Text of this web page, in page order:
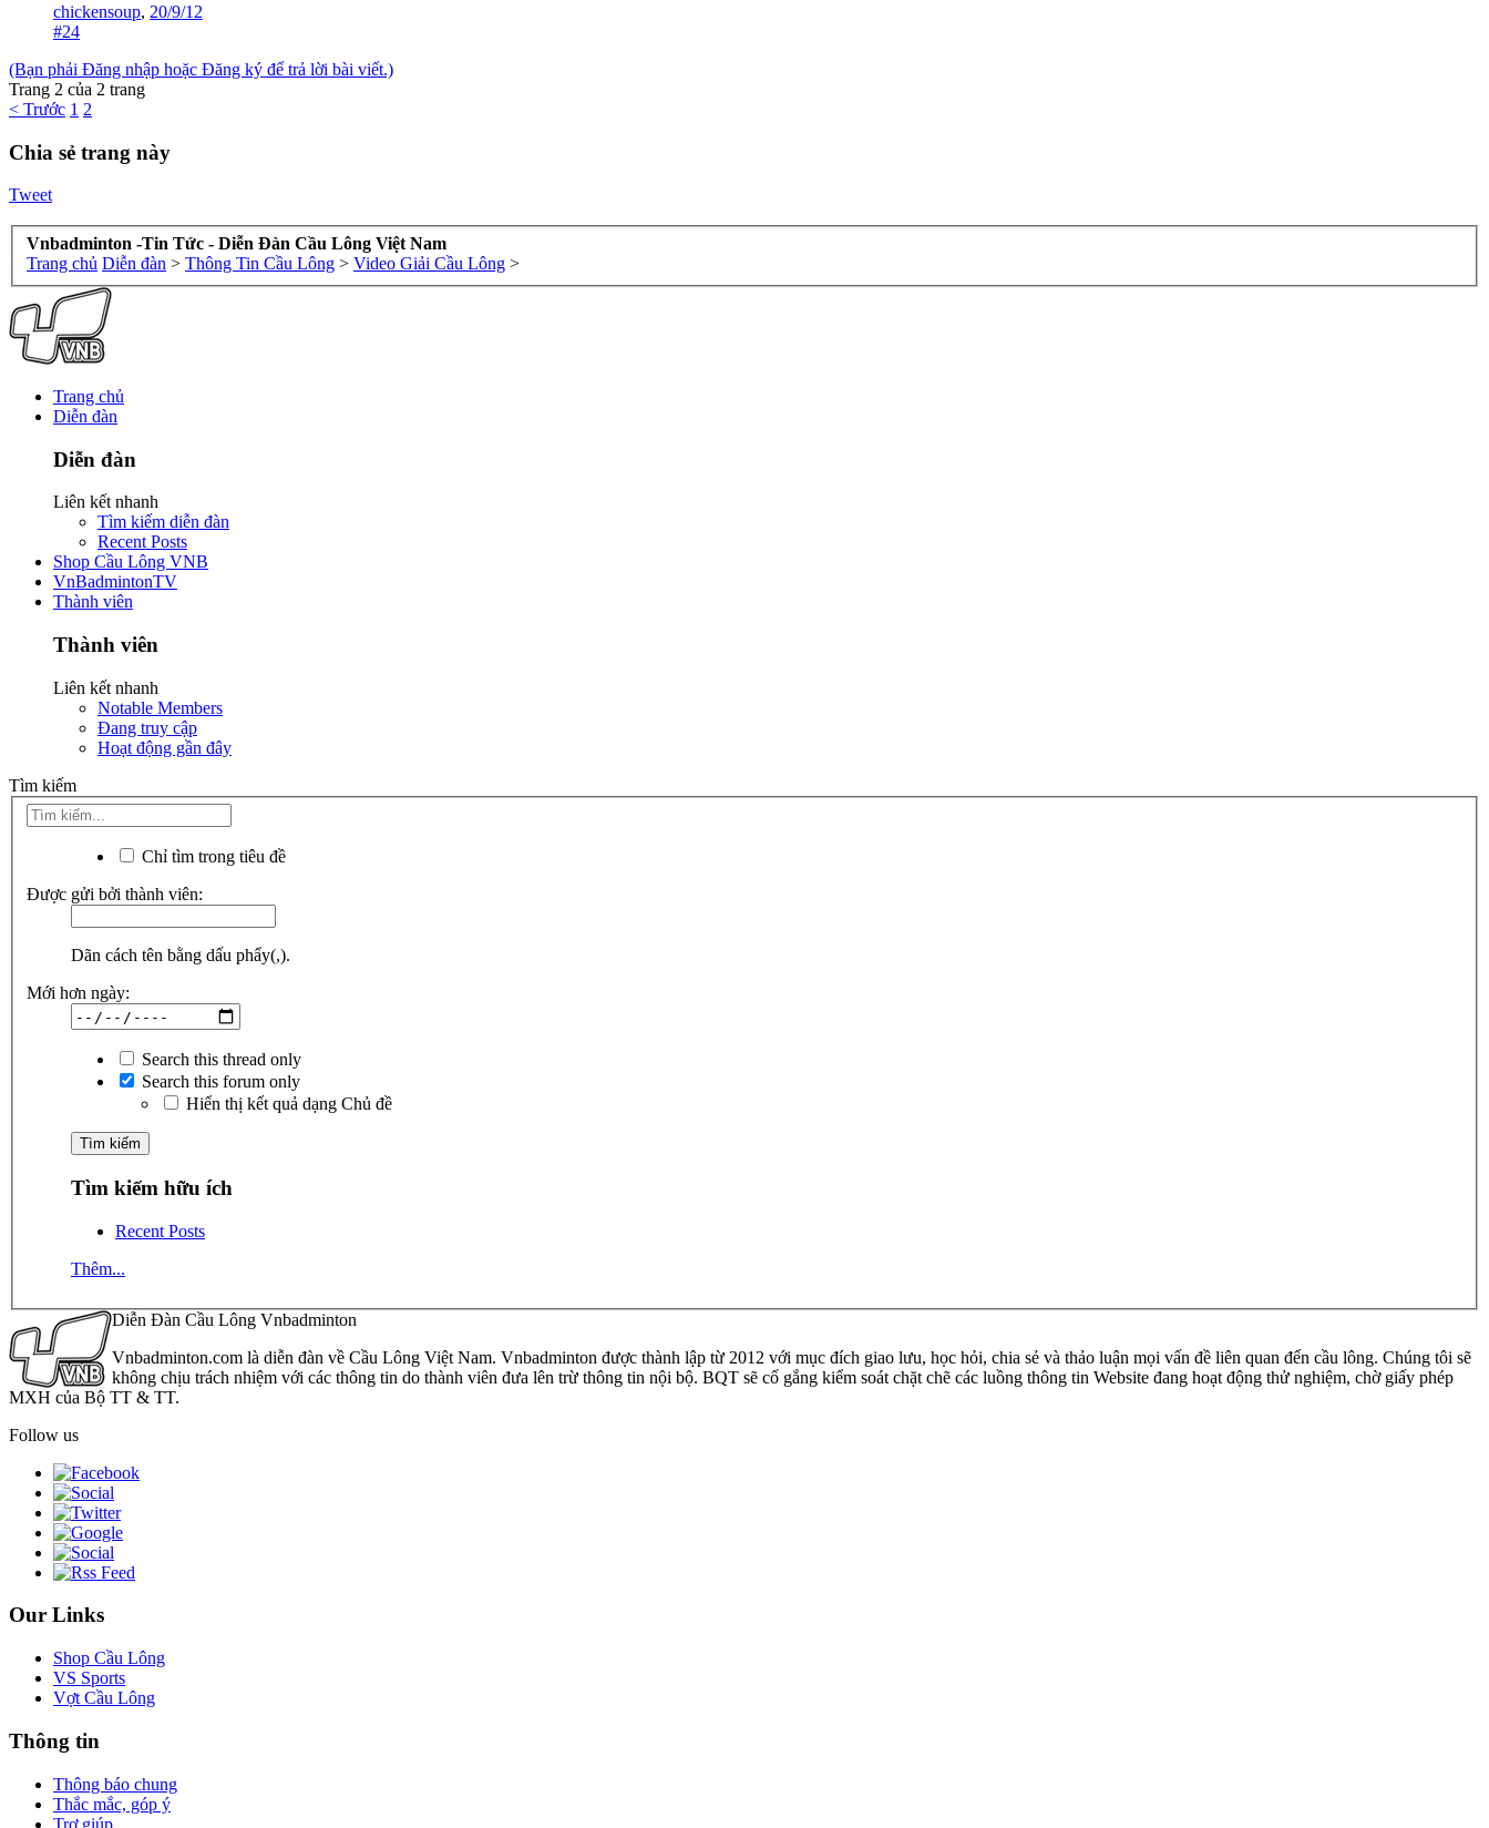
chickensoup, 20/9/12
#24
(Bạn phải Đăng nhập hoặc Đăng ký để trả lời bài viết.)
Trang 2 của 2 trang
< Trước 1 2
Chia sẻ trang này
Tweet
Vnbadminton -Tin Tức - Diễn Đàn Cầu Lông Việt Nam
Trang chủ Diễn đàn > Thông Tin Cầu Lông > Video Giải Cầu Lông >
Trang chủ
Diễn đàn
Diễn đàn
Liên kết nhanh
Tìm kiếm diễn đàn
Recent Posts
Shop Cầu Lông VNB
VnBadmintonTV
Thành viên
Thành viên
Liên kết nhanh
Notable Members
Đang truy cập
Hoạt động gần đây
Tìm kiếm
Chỉ tìm trong tiêu đề
Được gửi bởi thành viên:
Dãn cách tên bằng dấu phẩy(,).
Mới hơn ngày:
Search this thread only
Search this forum only
Hiển thị kết quả dạng Chủ đề
Tìm kiếm hữu ích
Recent Posts
Thêm...
Diễn Đàn Cầu Lông Vnbadminton
Vnbadminton.com là diễn đàn về Cầu Lông Việt Nam. Vnbadminton được thành lập từ 2012 với mục đích giao lưu, học hỏi, chia sẻ và thảo luận mọi vấn đề liên quan đến cầu lông. Chúng tôi sẽ
không chịu trách nhiệm với các thông tin do thành viên đưa lên trừ thông tin nội bộ. BQT sẽ cố gắng kiểm soát chặt chẽ các luồng thông tin Website đang hoạt động thử nghiệm, chờ giấy phép
MXH của Bộ TT & TT.
Follow us
Our Links
Shop Cầu Lông
VS Sports
Vợt Cầu Lông
Thông tin
Thông báo chung
Thắc mắc, góp ý
Trợ giúp